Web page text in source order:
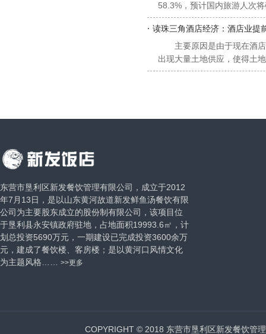
58.3%，预计国内旅游人次
· 读珠三角酒店经济：酒店业提
主要原因是由于现在酒
出现大量土地供应，使得土
东营市垦利区新发餐饮管理有限公司，成立于2012
年7月13日，是以山东黄河故道新发鲜鱼汤餐饮有限
公司为主要股东成立的股份制有限公司，该项目位
于垦利县永安镇政府驻地，占地面积19993.6㎡，计
划总投资5690万元，一期建设已完成投资3600余万
元，建成了餐饮楼、客房楼；是以黄河口风情文化
为主题风格…… >>更多
COPYRIGHT © 2018 东营市垦利区新发餐饮管